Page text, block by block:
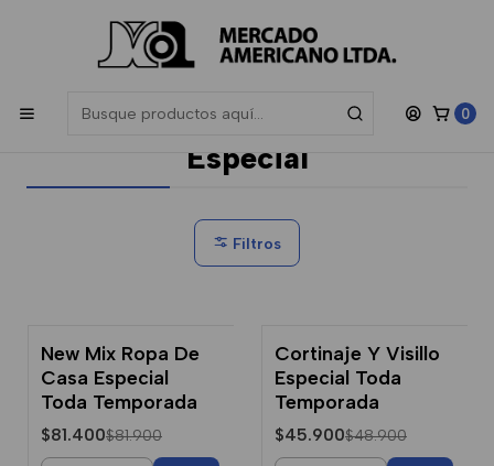
0
Las compras sobre $200.000 participan en el sorteo de una
Card de $50.000
, sorteamos todos los meses.
Especial
Filtros
-1% Dcto.
New Mix Ropa De
Casa Especial
Toda Temporada
$81.400$81.900
-6% Dcto.
Cortinaje Y Visillo
Especial Toda
Temporada
$45.900$48.900